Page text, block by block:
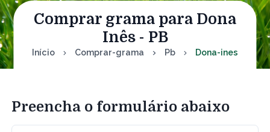
Comprar grama para Dona
Inês - PB
Início Comprar-grama Pb Dona-ines
Preencha o formulário abaixo